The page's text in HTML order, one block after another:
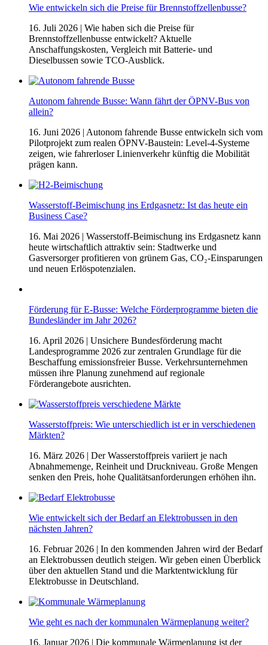
Wie entwickeln sich die Preise für Brennstoffzellenbusse?
16. Juli 2026 | Wie haben sich die Preise für
Brennstoffzellenbusse entwickelt? Aktuelle
Anschaffungskosten, Vergleich mit Batterie- und
Dieselbussen sowie TCO-Ausblick.
Autonom fahrende Busse: Wann fährt der ÖPNV-Bus von
allein?
16. Juni 2026 | Autonom fahrende Busse entwickeln sich vom
Pilotprojekt zum realen ÖPNV-Baustein: Level-4-Systeme
zeigen, wie fahrerloser Linienverkehr künftig die Mobilität
prägen kann.
Wasserstoff-Beimischung ins Erdgasnetz: Ist das heute ein
Business Case?
16. Mai 2026 | Wasserstoff-Beimischung ins Erdgasnetz kann
heute wirtschaftlich attraktiv sein: Stadtwerke und
Gasversorger profitieren von grünem Gas, CO₂-Einsparungen
und neuen Erlöspotenzialen.
Förderung für E-Busse: Welche Förderprogramme bieten die
Bundesländer im Jahr 2026?
16. April 2026 | Unsichere Bundesförderung macht
Landesprogramme 2026 zur zentralen Grundlage für die
Beschaffung emissionsfreier Busse. Verkehrsunternehmen
müssen ihre Planung zunehmend auf regionale
Förderangebote ausrichten.
Wasserstoffpreis: Wie unterschiedlich ist er in verschiedenen
Märkten?
16. März 2026 | Der Wasserstoffpreis variiert je nach
Abnahmemenge, Reinheit und Druckniveau. Große Mengen
senken den Preis, hohe Qualitätsanforderungen erhöhen ihn.
Wie entwickelt sich der Bedarf an Elektrobussen in den
nächsten Jahren?
16. Februar 2026 | In den kommenden Jahren wird der Bedarf
an Elektrobussen deutlich steigen. Wir geben einen Überblick
über den aktuellen Stand und die Marktentwicklung für
Elektrobusse in Deutschland.
Wie geht es nach der kommunalen Wärmeplanung weiter?
16. Januar 2026 | Die kommunale Wärmeplanung ist der